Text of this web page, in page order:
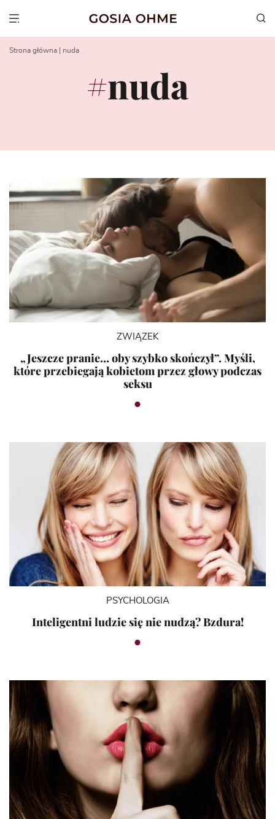
Show menu
Strona główna nuda
nuda
ZWIĄZEK
„Jeszcze pranie… oby szybko skończył”. Myśli,
które przebiegają kobietom przez głowy podczas
seksu
PSYCHOLOGIA
Inteligentni ludzie się nie nudzą? Bzdura!